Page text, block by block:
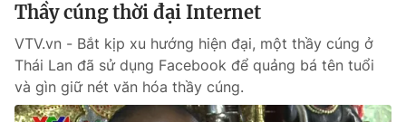
Thầy cúng thời đại Internet
VTV.vn - Bắt kịp xu hướng hiện đại, một thầy cúng ở
Thái Lan đã sử dụng Facebook để quảng bá tên tuổi
và gìn giữ nét văn hóa thầy cúng.